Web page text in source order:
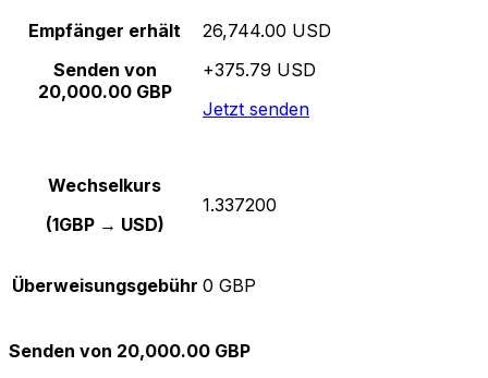
Empfänger erhält
Senden von
20,000.00 GBP
26,744.00 USD
+375.79 USD
Jetzt senden
Wechselkurs
(1GBP → USD)
1.337200
Überweisungsgebühr 0 GBP
Senden von 20,000.00 GBP